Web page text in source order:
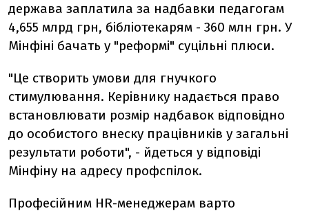
держава заплатила за надбавки педагогам
4,655 млрд грн, бібліотекарям - 360 млн грн. У
Мінфіні бачать у "реформі" суцільні плюси.
"Це створить умови для гнучкого
стимулювання. Керівнику надається право
встановлювати розмір надбавок відповідно
до особистого внеску працівників у загальні
результати роботи", - йдеться у відповіді
Мінфіну на адресу профспілок.
Професійним HR-менеджерам варто